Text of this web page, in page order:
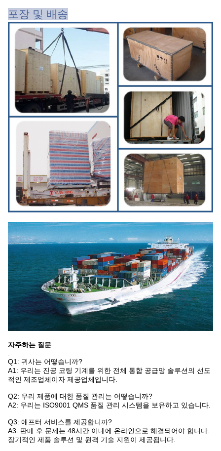
포장 및 배송
자주하는 질문
Q1: 귀사는 어떻습니까?
A1: 우리는 진공 코팅 기계를 위한 전체 통합 공급망 솔루션의 선도
적인 제조업체이자 제공업체입니다.
Q2: 우리 제품에 대한 품질 관리는 어떻습니까?
A2: 우리는 ISO9001 QMS 품질 관리 시스템을 보유하고 있습니다.
Q3: 애프터 서비스를 제공합니까?
A3: 판매 후 문제는 48시간 이내에 온라인으로 해결되어야 합니다.
장기적인 제품 솔루션 및 원격 기술 지원이 제공됩니다.